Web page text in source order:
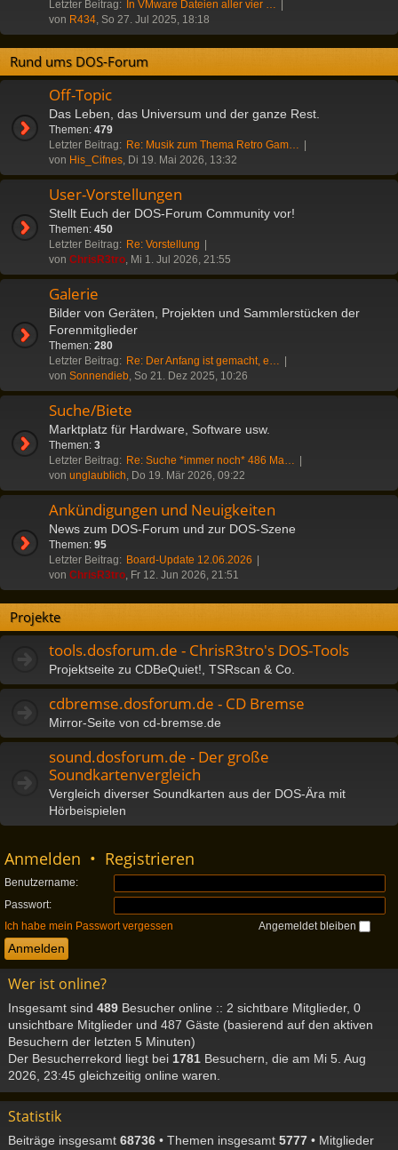
Letzter Beitrag: In VMware Dateien aller vier …
von R434, So 27. Jul 2025, 18:18
Rund ums DOS-Forum
Off-Topic
Das Leben, das Universum und der ganze Rest.
Themen: 479
Letzter Beitrag: Re: Musik zum Thema Retro Gam…
von His_Cifnes, Di 19. Mai 2026, 13:32
User-Vorstellungen
Stellt Euch der DOS-Forum Community vor!
Themen: 450
Letzter Beitrag: Re: Vorstellung
von ChrisR3tro, Mi 1. Jul 2026, 21:55
Galerie
Bilder von Geräten, Projekten und Sammlerstücken der
Forenmitglieder
Themen: 280
Letzter Beitrag: Re: Der Anfang ist gemacht, e…
von Sonnendieb, So 21. Dez 2025, 10:26
Suche/Biete
Marktplatz für Hardware, Software usw.
Themen: 3
Letzter Beitrag: Re: Suche *immer noch* 486 Ma…
von unglaublich, Do 19. Mär 2026, 09:22
Ankündigungen und Neuigkeiten
News zum DOS-Forum und zur DOS-Szene
Themen: 95
Letzter Beitrag: Board-Update 12.06.2026
von ChrisR3tro, Fr 12. Jun 2026, 21:51
Projekte
tools.dosforum.de - ChrisR3tro's DOS-Tools
Projektseite zu CDBeQuiet!, TSRscan & Co.
cdbremse.dosforum.de - CD Bremse
Mirror-Seite von cd-bremse.de
sound.dosforum.de - Der große
Soundkartenvergleich
Vergleich diverser Soundkarten aus der DOS-Ära mit
Hörbeispielen
Anmelden • Registrieren
Benutzername:
Passwort:
Ich habe mein Passwort vergessen
Angemeldet bleiben
Wer ist online?
Insgesamt sind 489 Besucher online :: 2 sichtbare Mitglieder, 0
unsichtbare Mitglieder und 487 Gäste (basierend auf den aktiven
Besuchern der letzten 5 Minuten)
Der Besucherrekord liegt bei 1781 Besuchern, die am Mi 5. Aug
2026, 23:45 gleichzeitig online waren.
Statistik
Beiträge insgesamt 68736 • Themen insgesamt 5777 • Mitglieder